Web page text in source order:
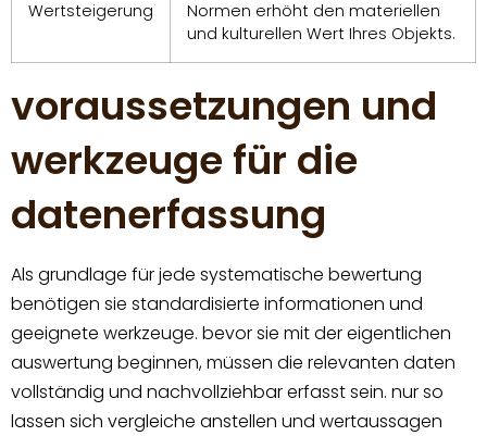
Wertsteigerung
Normen erhöht den materiellen
und kulturellen Wert Ihres Objekts.
voraussetzungen und
werkzeuge für die
datenerfassung
Als grundlage für jede systematische bewertung
benötigen sie standardisierte informationen und
geeignete werkzeuge. bevor sie mit der eigentlichen
auswertung beginnen, müssen die relevanten daten
vollständig und nachvollziehbar erfasst sein. nur so
lassen sich vergleiche anstellen und wertaussagen